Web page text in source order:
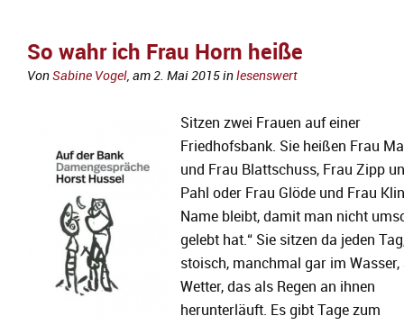
So wahr ich Frau Horn heiße
VonSabine Vogel, am2. Mai 2015inlesenswert
Sitzen zwei Frauen auf einer
Friedhofsbank. Sie heißen Frau
und Frau Blattschuss, Frau Zipp
Pahl oder Frau Glöde und Frau
Name bleibt, damit man nicht
gelebt hat.“ Sie sitzen da jeden
stoisch, manchmal gar im
Wetter, das als Regen an ihnen
herunterläuft. Es gibt Tage zum